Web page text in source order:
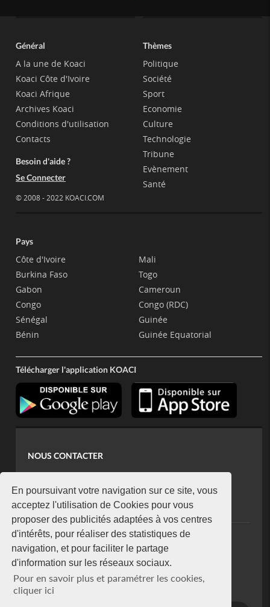
En poursuivant votre navigation sur ce site, vous
acceptez l'utilisation de Cookies pour vous
proposer des publicités adaptées à vos centres
d'intérêts, pour réaliser des statistiques de
navigation, et pour faciliter le partage
d'information sur les réseaux sociaux.
Pour en savoir plus et paramétrer les cookies,
cliquer ici
Général
A la une de Koaci
Koaci Côte d'Ivoire
Koaci Afrique
Archives Koaci
Conditions d'utilisation
Contacts
Besoin d'aide ?
Se Connecter
© 2008 - 2022 KOACI.COM
Thèmes
Politique
Société
Sport
Economie
Culture
Technologie
Tribune
Evènement
Santé
Pays
Côte d'Ivoire
Burkina Faso
Gabon
Congo
Sénégal
Bénin
Mali
Togo
Cameroun
Congo (RDC)
Guinée
Guinée Equatorial
Télécharger l'application KOACI
NOUS CONTACTER
koaci@yahoo.fr
+225 07 08 85 52 93
NEWSLETTER
Restez connecté via notre newsletter
S'abonner
Se désabonner